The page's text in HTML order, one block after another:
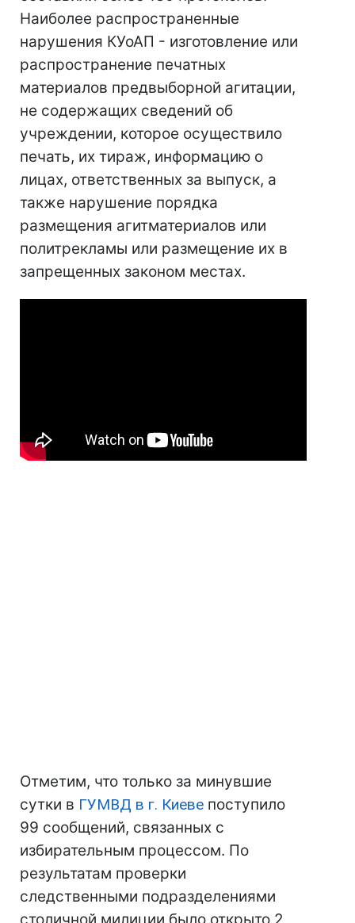
Наиболее распространенные
нарушения КУоАП - изготовление или
распространение печатных
материалов предвыборной агитации,
не содержащих сведений об
учреждении, которое осуществило
печать, их тираж, информацию о
лицах, ответственных за выпуск, а
также нарушение порядка
размещения агитматериалов или
политрекламы или размещение их в
запрещенных законом местах.
Отметим, что только за минувшие
сутки в ГУМВД в г. Киеве поступило
99 сообщений, связанных с
избирательным процессом. По
результатам проверки
следственными подразделениями